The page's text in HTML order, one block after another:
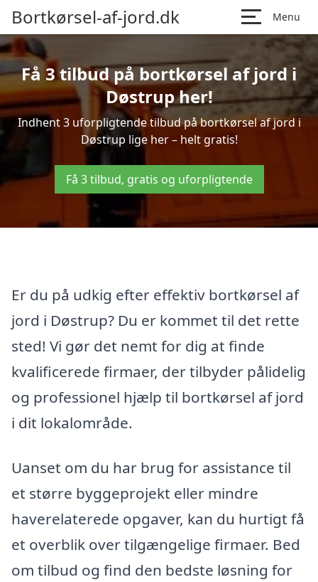
Bortkørsel-af-jord.dk Menu
Få 3 tilbud på bortkørsel af jord i
Døstrup her!
Indhent 3 uforpligtende tilbud på bortkørsel af jord i
Døstrup lige her – helt gratis!
Få 3 tilbud, gratis og uforpligtende
Er du på udkig efter effektiv bortkørsel af
jord i Døstrup? Du er kommet til det rette
sted! Vi gør det nemt for dig at finde
kvalificerede firmaer, der tilbyder pålidelig
og professionel hjælp til bortkørsel af jord
i dit lokalområde.
Uanset om du har brug for assistance til
et større byggeprojekt eller mindre
haverelaterede opgaver, kan du hurtigt få
et overblik over tilgængelige firmaer. Bed
om tilbud og find den bedste løsning for